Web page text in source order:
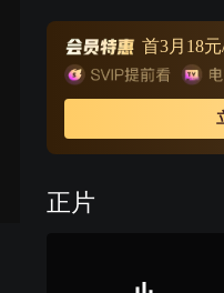
父亲为他设下的饯行晚
电，要冯泽立刻见她。
威胁电话，匆忙驾车赶
失手打伤冯泽头部，一
路上不幸身亡。丹美听闻
首3月18元
正片